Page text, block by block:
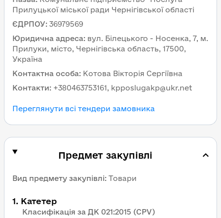
Прилуцької міської ради Чернігівської області
ЄДРПОУ: 36979569
Юридична адреса: вул. Білецького - Носенка, 7, м.
Прилуки, місто, Чернігівська область, 17500,
Україна
Контактна особа: Котова Вікторія Сергіївна
Контакти: +380463753161, kpposlugakp@ukr.net
Переглянути всі тендери замовника
Предмет закупівлі
Вид предмету закупівлі: Товари
1. Катетер
Класифікація за ДК 021:2015 (CPV)